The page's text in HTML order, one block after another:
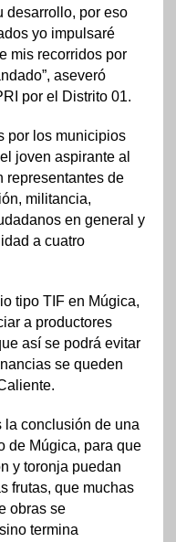
desarrollo, por eso
yo impulsaré
mis recorridos por
aseveró
por el Distrito 01.
por los municipios
joven aspirante al
representantes de
militancia,
en general y
a cuatro
tipo TIF en Múgica,
a productores
así se podrá evitar
se queden
la conclusión de una
de Múgica, para que
y toronja puedan
frutas, que muchas
obras se
termina